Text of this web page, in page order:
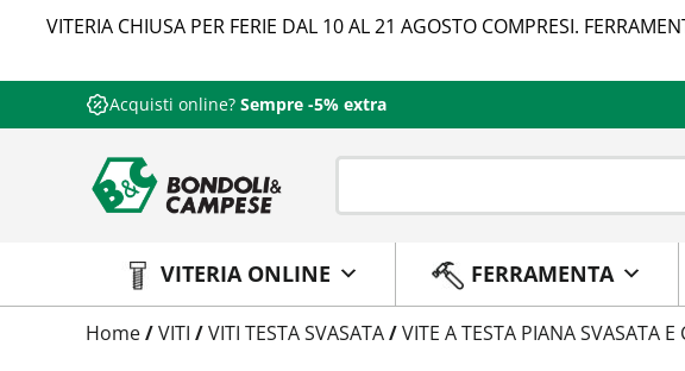
VITERIA CHIUSA PER FERIE DAL 10 AL 21 AGOSTO COMPRESI.
Acquisti online? Sempre -5% extra
VITERIA ONLINE FERRAMENTA
TrattamentoHome/VITI /VITI TESTA SVASATA/VITE A TESTA PIANA SVASATA